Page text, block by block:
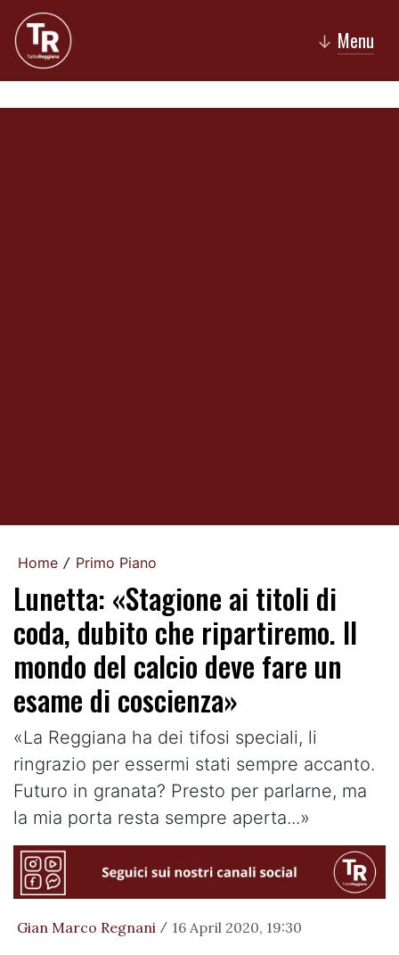
↓ Menu
Home / Primo Piano
Lunetta: «Stagione ai titoli di
coda, dubito che ripartiremo. Il
mondo del calcio deve fare un
esame di coscienza»
«La Reggiana ha dei tifosi speciali, li
ringrazio per essermi stati sempre accanto.
Futuro in granata? Presto per parlarne, ma
la mia porta resta sempre aperta...»
Gian Marco Regnani / 16 April 2020, 19:30